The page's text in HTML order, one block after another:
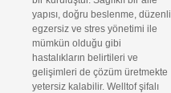
yapısı, doğru beslenme, düzenli
egzersiz ve stres yönetimi ile
mümkün olduğu gibi
hastalıkların belirtileri ve
gelişimleri de çözüm üretmekte
yetersiz kalabilir. Welltof şifalı